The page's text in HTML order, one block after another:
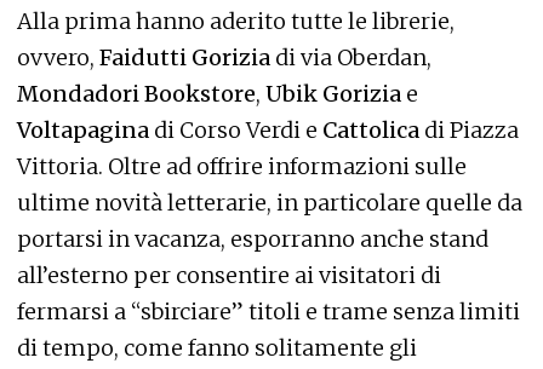
Alla prima hanno aderito tutte le librerie,
ovvero, Faidutti Gorizia di via Oberdan,
Mondadori Bookstore, Ubik Gorizia e
Voltapagina di Corso Verdi e Cattolica di Piazza
Vittoria. Oltre ad offrire informazioni sulle
ultime novità letterarie, in particolare quelle da
portarsi in vacanza, esporranno anche stand
all’esterno per consentire ai visitatori di
fermarsi a “sbirciare” titoli e trame senza limiti
di tempo, come fanno solitamente gli